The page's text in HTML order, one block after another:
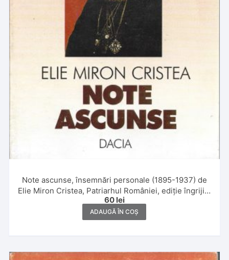
Note ascunse, însemnări personale (1895-1937) de
Elie Miron Cristea, Patriarhul României, ediție îngrijită
și notă asupra ediției de Maria și Pamfil Bilțiu, cuvânt
înainte, note științifice, comentarii de Gheorghe
Bodea, 1999, Cluj-Napoca
60 lei
ADAUGĂ ÎN COȘ